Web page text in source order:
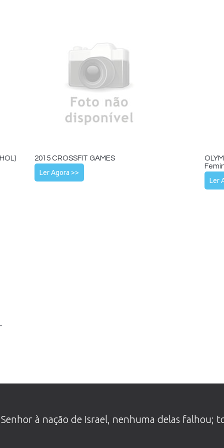
2015 CROSSFIT GAMES
Ler Agora >>
Ler
à nação de Israel, nenhuma delas falhou;